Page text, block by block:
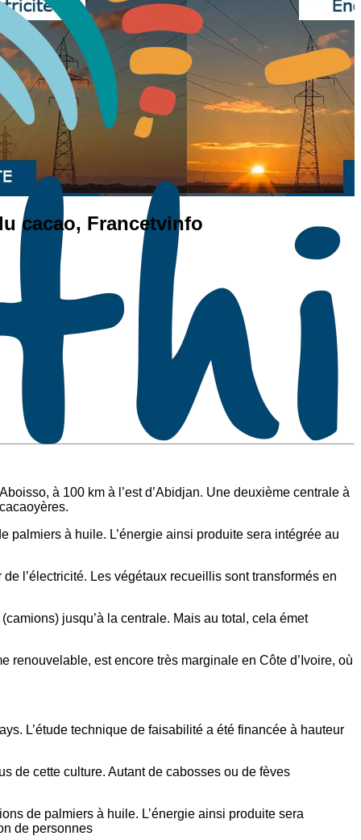
cacao, Francetvinfo
à 100 km à l’est d’Abidjan. Une deuxième centrale à
à huile. L’énergie ainsi produite sera intégrée au
l’électricité. Les végétaux recueillis sont transformés en
jusqu’à la centrale. Mais au total, cela émet
renouvelable, est encore très marginale en Côte d’Ivoire, où
L’étude technique de faisabilité a été financée à hauteur
de cette culture. Autant de cabosses ou de fèves
de palmiers à huile. L’énergie ainsi produite sera
de personnes